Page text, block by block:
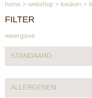
home > webshop > keuken >
FILTER
weergave
STANDAARD
ALLERGENEN